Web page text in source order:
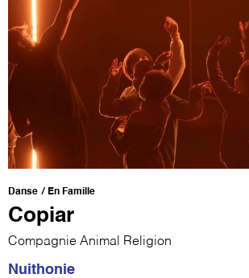
Danse En Famille
Copiar
Compagnie Animal Religion
Nuithonie